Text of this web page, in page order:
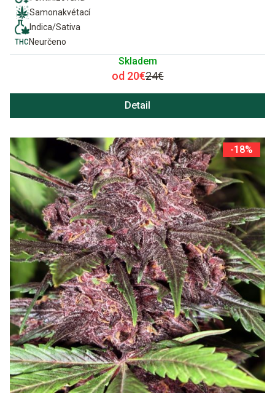
Samonakvétací
Indica/Sativa
Neurčeno
Skladem
od 20€24€
Detail
-18%